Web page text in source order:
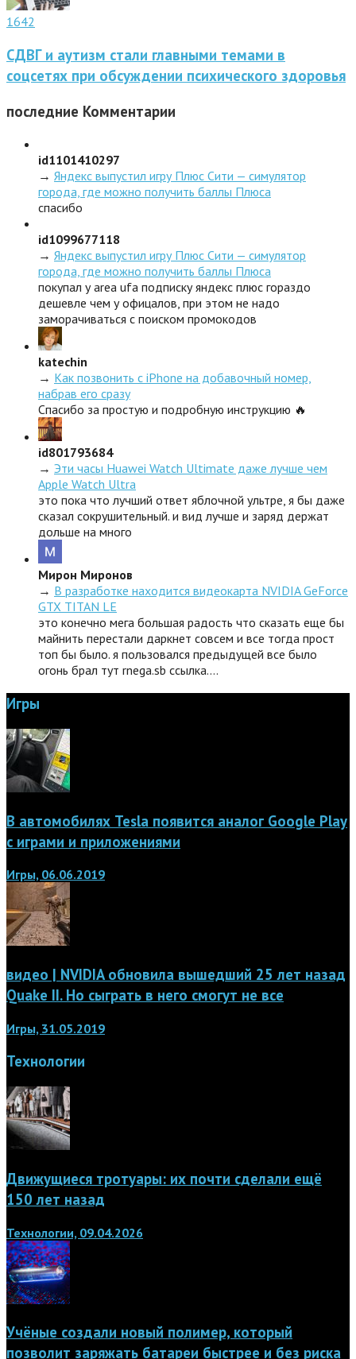
1642
СДВГ и аутизм стали главными темами в
соцсетях при обсуждении психического здоровья
последние Комментарии
id1101410297
→ Яндекс выпустил игру Плюс Сити — симулятор
города, где можно получить баллы Плюса
спасибо
id1099677118
→ Яндекс выпустил игру Плюс Сити — симулятор
города, где можно получить баллы Плюса
покупал у area ufa подписку яндекс плюс гораздо
дешевле чем у офицалов, при этом не надо
заморачиваться с поиском промокодов
katechin
→ Как позвонить с iPhone на добавочный номер,
набрав его сразу
Спасибо за простую и подробную инструкцию 🔥
id801793684
→ Эти часы Huawei Watch Ultimate даже лучше чем
Apple Watch Ultra
это пока что лучший ответ яблочной ультре, я бы даже
сказал сокрушительный. и вид лучше и заряд держат
дольше на много
Мирон Миронов
→ В разработке находится видеокарта NVIDIA GeForce
GTX TITAN LE
это конечно мега большая радость что сказать еще бы
майнить перестали даркнет совсем и все тогда прост
топ бы было. я пользовался предыдущей все было
огонь брал тут rnega.sb ссылка.…
Игры
В автомобилях Tesla появится аналог Google Play
с играми и приложениями
Игры, 06.06.2019
видео | NVIDIA обновила вышедший 25 лет назад
Quake II. Но сыграть в него смогут не все
Игры, 31.05.2019
Технологии
Движущиеся тротуары: их почти сделали ещё
150 лет назад
Технологии, 09.04.2026
Учёные создали новый полимер, который
позволит заряжать батареи быстрее и без риска